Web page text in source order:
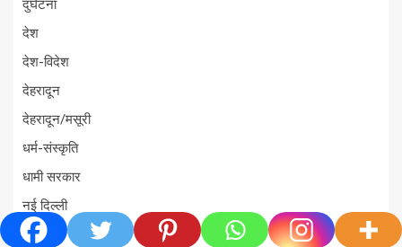
दुर्घटना
देश
देश-विदेश
देहरादून
देहरादून/मसूरी
धर्म-संस्कृति
धामी सरकार
नई दिल्ली
नैनीताल